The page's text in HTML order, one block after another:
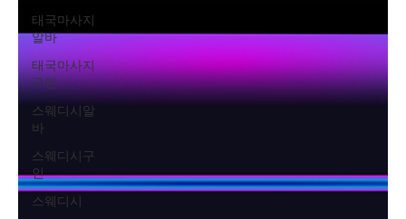
태국마사지
알바
태국마사지
구인
스웨디시알
바
스웨디시구
인
스웨디시